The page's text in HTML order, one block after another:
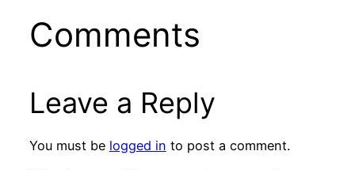
Comments
Leave a Reply
You must be logged in to post a comment.